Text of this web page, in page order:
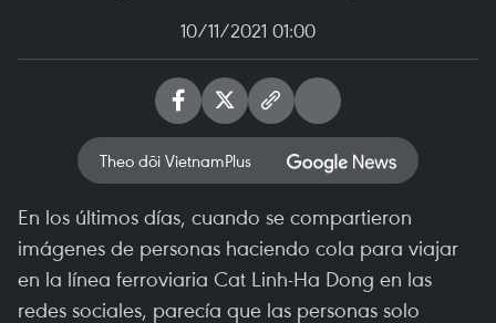
10/11/2021 01:00
Theo dõi VietnamPlus
En los últimos días, cuando se compartieron
imágenes de personas haciendo cola para viajar
en la línea ferroviaria Cat Linh-Ha Dong en las
redes sociales, parecía que las personas solo